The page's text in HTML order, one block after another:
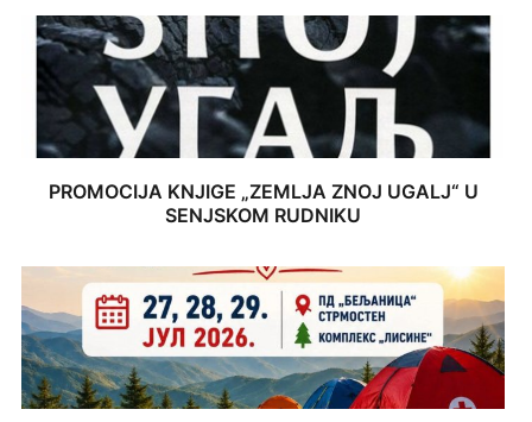
PROMOCIJA KNJIGE „ZEMLJA ZNOJ UGALJ“ U
SENJSKOM RUDNIKU